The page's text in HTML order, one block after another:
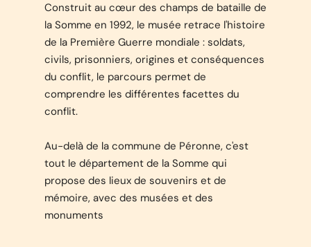
Construit au cœur des champs de bataille de
la Somme en 1992, le musée retrace l'histoire
de la Première Guerre mondiale : soldats,
civils, prisonniers, origines et conséquences
du conflit, le parcours permet de
comprendre les différentes facettes du
conflit.
Au-delà de la commune de Péronne, c'est
tout le département de la Somme qui
propose des lieux de souvenirs et de
mémoire, avec des musées et des
monuments